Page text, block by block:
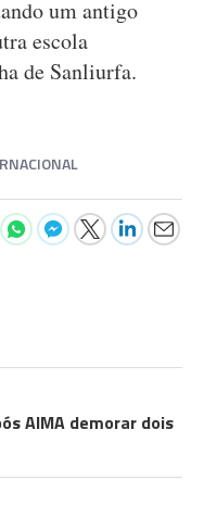
um antigo
escola
de Sanliurfa.
AIMA demorar dois